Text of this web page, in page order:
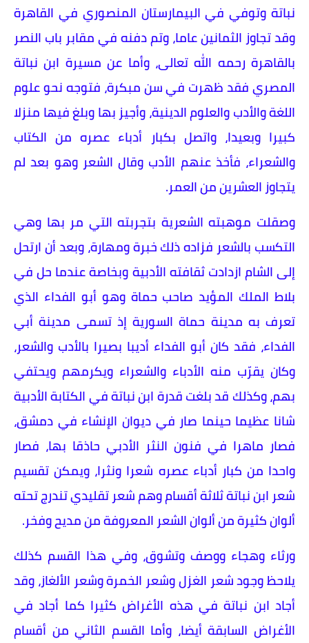
نباتة وتوفي في البيمارستان المنصوري في القاهرة
وقد تجاوز الثمانين عاما، وتم دفنه في مقابر باب النصر
بالقاهرة رحمه الله تعالى، وأما عن مسيرة ابن نباتة
المصري فقد ظهرت في سن مبكرة، فتوجه نحو علوم
اللغة والأدب والعلوم الدينية، وأجيز بها وبلغ فيها منزلا
كبيرا وبعيدا، واتصل بكبار أدباء عصره من الكتاب
والشعراء، فأخذ عنهم الأدب وقال الشعر وهو بعد لم
يتجاوز العشرين من العمر.
وصقلت موهبته الشعرية بتجربته التي مر بها وهي
التكسب بالشعر فزاده ذلك خبرة ومهارة، وبعد أن ارتحل
إلى الشام ازدادت ثقافته الأدبية وبخاصة عندما حل في
بلاط الملك المؤيد صاحب حماة وهو أبو الفداء الذي
تعرف به مدينة حماة السورية إذ تسمى مدينة أبي
الفداء، فقد كان أبو الفداء أديبا بصيرا بالأدب والشعر،
وكان يقرّب منه الأدباء والشعراء ويكرمهم ويحتفي
بهم، وكذلك قد بلغت قدرة ابن نباتة في الكتابة الأدبية
شانا عظيما حينما صار في ديوان الإنشاء في دمشق،
فصار ماهرا في فنون النثر الأدبي حاذقا بها، فصار
واحدا من كبار أدباء عصره شعرا ونثرا، ويمكن تقسيم
شعر ابن نباتة ثلاثة أقسام وهم شعر تقليدي تندرج تحته
ألوان كثيرة من ألوان الشعر المعروفة من مديح وفخر.
ورثاء وهجاء ووصف وتشوق، وفي هذا القسم كذلك
يلاحظ وجود شعر الغزل وشعر الخمرة وشعر الألغاز، وقد
أجاد ابن نباتة في هذه الأغراض كثيرا كما أجاد في
الأغراض السابقة أيضا، وأما القسم الثاني من أقسام